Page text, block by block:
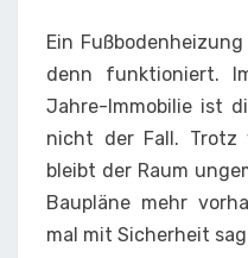
Ein
denn funktioniert.
Jahre-Immobilie ist
nicht der Fall. Trotz
bleibt der Raum
Baupläne mehr
mal mit Sicherheit